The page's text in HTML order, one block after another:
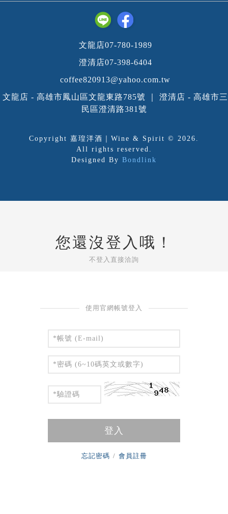
文龍店07-780-1989
澄清店07-398-6404
coffee820913@yahoo.com.tw
文龍店 - 高雄市鳳山區文龍東路785號 ｜ 澄清店 - 高雄市三
民區澄清路381號
Copyright 嘉瑝洋酒｜Wine & Spirit © 2026.
All rights reserved.
Designed By Bondlink
您還沒登入哦！
不登入直接洽詢
使用官網帳號登入
登入
忘記密碼 / 會員註冊